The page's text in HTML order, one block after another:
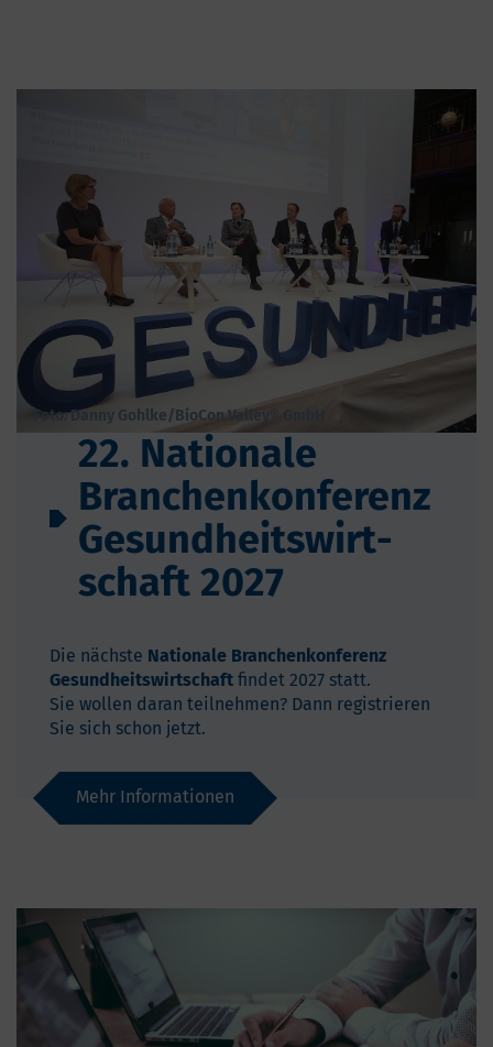
Foto: Danny Gohlke/BioCon Valley® GmbH
22. Nationale
Branchen­kon­fe­renz
Gesund­heits­wirt­
schaft 2027
Die nächste Nationale Branchenkonferenz
Gesundheitswirtschaft findet 2027 statt.
Sie wollen daran teilnehmen? Dann registrieren
Sie sich schon jetzt.
Mehr Informationen